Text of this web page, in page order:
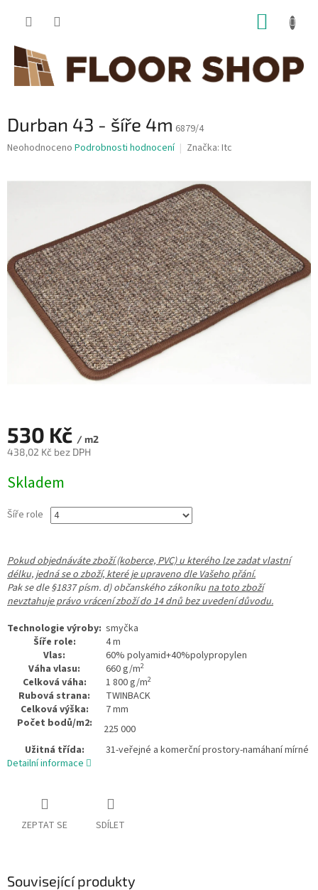
Durban 43 - šíře 4m 6879/4
Průměrné
hvězdiček.
Neohodnoceno Podrobnosti hodnocení Značka: Itc
530 Kč / m2
438,02 Kč bez DPH
cena:
Skladem
Šíře role
Pokud objednáváte zboží (koberce, PVC) u kterého lze zadat vlastní
délku, jedná se o zboží, které je upraveno dle Vašeho přání.
Pak se dle §1837 písm. d) občanského zákoníku na toto zboží
nevztahuje právo vrácení zboží do 14 dnů bez uvedení důvodu.
Technologie výroby: smyčka
Šíře role:
4 m
Vlas:
60% polyamid+40%polypropylen
Váha vlasu:
660 g/m2
Celková váha: 1 800 g/m2
Rubová strana:
TWINBACK
Celková výška:
7 mm
Počet bodů/m2:
225 000
Užitná třída:
31-veřejné a komerční prostory-namáhaní mírné
Detailní informace
ZEPTAT SE SDÍLET
Související produkty